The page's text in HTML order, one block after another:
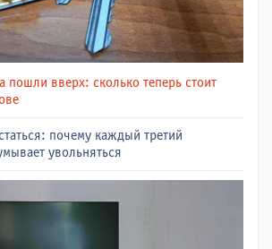
пошли вверх: сколько теперь стоит
почему каждый третий
увольняться